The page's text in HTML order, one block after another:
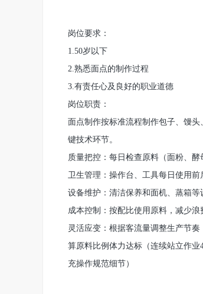
岗位要求：
1.50岁以下
2.熟悉面点的制作过程
3.有责任心及良好的职业道德
岗位职责：
面点制作按标准流程制作包子、馒
键技术环节。
质量把控：每日检查原料（面粉、
卫生管理：操作台、工具每日使用
设备维护：清洁保养和面机、蒸箱
成本控制：按配比使用原料，减少
灵活应变：根据客流量调整生产节
算原料比例体力达标（连续站立作
充操作规范细节）